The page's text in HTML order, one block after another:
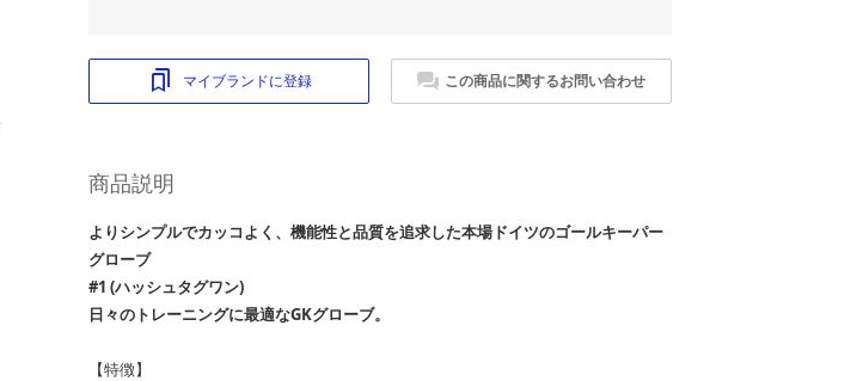
マイブランドに登録 この商品に関するお問い合わせ
商品説明
よりシンプルでカッコよく、機能性と品質を追求した本場ドイツのゴールキーパー
グローブ
#1 (ハッシュタグワン)
日々のトレーニングに最適なGKグローブ。
【特徴】